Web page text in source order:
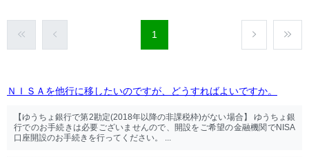
1
ＮＩＳＡを他行に移したいのですが、どうすればよいですか。
【ゆうちょ銀行で第2勘定(2018年以降の非課税枠)がない場合】 ゆうちょ銀
行でのお手続きは必要ございませんので、開設をご希望の金融機関でNISA
口座開設のお手続きを行ってください。 ...